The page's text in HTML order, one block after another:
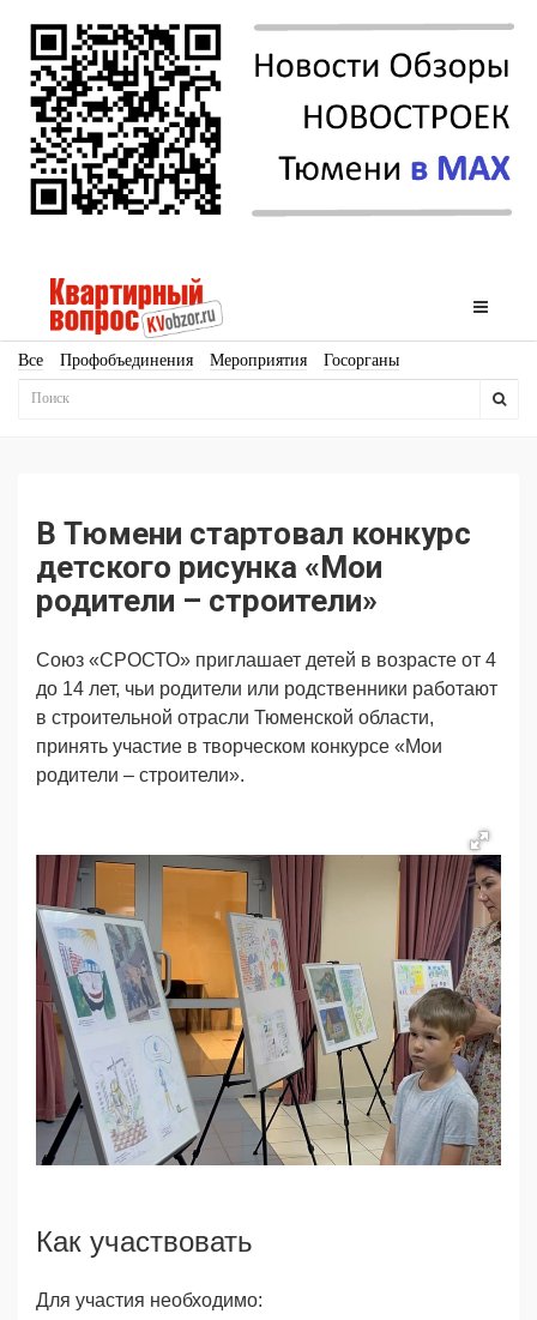
Все Профобъединения Мероприятия Госорганы
Новостройки
Ещё
В Тюмени стартовал конкурс
детского рисунка «Мои
родители – строители»
Союз «СРОСТО» приглашает детей в возрасте от 4
до 14 лет, чьи родители или родственники работают
в строительной отрасли Тюменской области,
принять участие в творческом конкурсе «Мои
родители – строители».
Как участвовать
Для участия необходимо: